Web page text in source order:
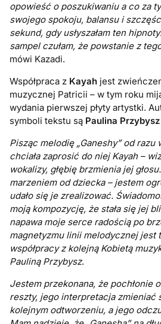
opowieść o poszukiwaniu a co za
swojego spokoju, balansu i
sekund, gdy usłyszałam ten
sampel czułam, że powstanie z
mówi Kazadi.
Współpraca z Kayah jest
muzycznej Patricii – w tym roku
wydania pierwszej płyty artystki.
symboli tekstu są Paulina
Pisząc melodię „Ganeshy” od razu
chciała zaprosić do niej Kayah –
wokalizy, głębię brzmienia jej
marzeniem od dziecka – jestem
udało się je zrealizować.
moją kompozycję, że stała się jej
napawa moje serce radością po
magnetyzmu linii melodycznej jest
współpracy z kolejną Kobietą
Pauliną Przybysz.
Jestem przekonana, że pochłonie
reszty, jego interpretacja zmieniać
kolejnym odtworzeniu, a jego